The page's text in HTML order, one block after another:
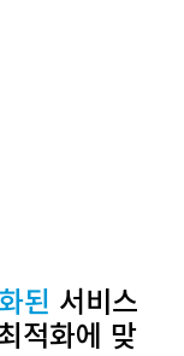
시간 분석
된 서비스
적화에 맞